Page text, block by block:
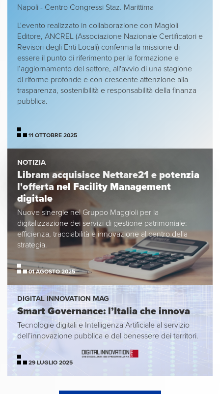
Napoli - Centro Congressi Staz. Marittima
L'evento realizzato in collaborazione con Magioli
Editore, ANCREL (Associazione Nazionale Certificatori e
Revisori degli Enti Locali) conferma la missione di
essere il punto di riferimento per la formazione e
l’aggiornamento del settore, all'avvio di una stagione
di riforme profonde e con crescente attenzione alla
trasparenza, sostenibilità e responsabilità della finanza
pubblica.
11 OTTOBRE 2025
NOTIZIA
Libram acquisisce Nettare21 e potenzia
l'offerta nel Facility Management
digitale
Nuove sinergie nel Gruppo Maggioli per la
digitalizzazione dei servizi di gestione patrimoniale:
efficienza, tracciabilità e innovazione al centro della
strategia.
01 AGOSTO 2025
DIGITAL INNOVATION MAG
Smart Governance: l’Italia che innova
Tecnologie digitali e Intelligenza Artificiale al servizio
dell’innovazione pubblica e del benessere dei territori.
29 LUGLIO 2025